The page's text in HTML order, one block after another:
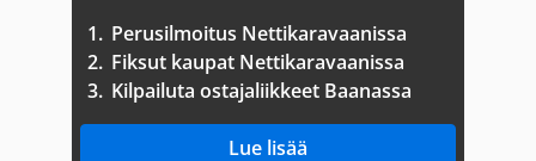
1. Perusilmoitus Nettikaravaanissa
2. Fiksut kaupat Nettikaravaanissa
3. Kilpailuta ostajaliikkeet Baanassa
Lue lisää